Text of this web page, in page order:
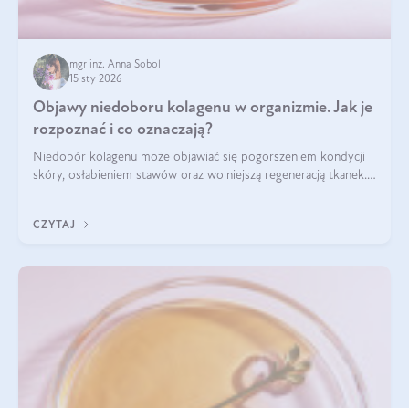
mgr inż. Anna Sobol
15 sty 2026
Objawy niedoboru kolagenu w organizmie. Jak je
rozpoznać i co oznaczają?
Niedobór kolagenu może objawiać się pogorszeniem kondycji
skóry, osłabieniem stawów oraz wolniejszą regeneracją tkanek.
osłabienie włosów.
CZYTAJ